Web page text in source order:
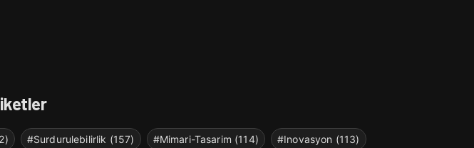
#Surdurulebilirlik (157) #Mimari-Tasarim (114) #Inovasyon (113)